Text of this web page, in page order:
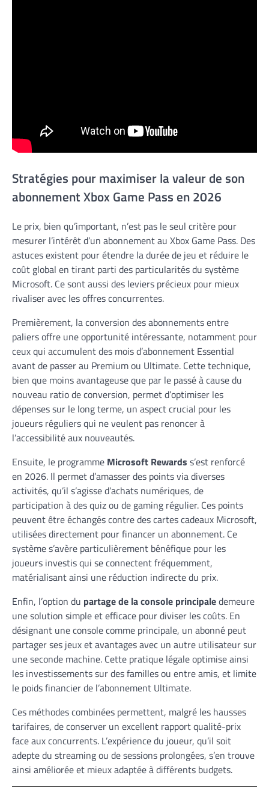
Stratégies pour maximiser la valeur de son
abonnement Xbox Game Pass en 2026
Le prix, bien qu’important, n’est pas le seul critère pour
mesurer l’intérêt d’un abonnement au Xbox Game Pass. Des
astuces existent pour étendre la durée de jeu et réduire le
coût global en tirant parti des particularités du système
Microsoft. Ce sont aussi des leviers précieux pour mieux
rivaliser avec les offres concurrentes.
Premièrement, la conversion des abonnements entre
paliers offre une opportunité intéressante, notamment pour
ceux qui accumulent des mois d’abonnement Essential
avant de passer au Premium ou Ultimate. Cette technique,
bien que moins avantageuse que par le passé à cause du
nouveau ratio de conversion, permet d’optimiser les
dépenses sur le long terme, un aspect crucial pour les
joueurs réguliers qui ne veulent pas renoncer à
l’accessibilité aux nouveautés.
Ensuite, le programme Microsoft Rewards s’est renforcé
en 2026. Il permet d’amasser des points via diverses
activités, qu’il s’agisse d’achats numériques, de
participation à des quiz ou de gaming régulier. Ces points
peuvent être échangés contre des cartes cadeaux Microsoft,
utilisées directement pour financer un abonnement. Ce
système s’avère particulièrement bénéfique pour les
joueurs investis qui se connectent fréquemment,
matérialisant ainsi une réduction indirecte du prix.
Enfin, l’option du partage de la console principaledemeure
une solution simple et efficace pour diviser les coûts. En
désignant une console comme principale, un abonné peut
partager ses jeux et avantages avec un autre utilisateur sur
une seconde machine. Cette pratique légale optimise ainsi
les investissements sur des familles ou entre amis, et limite
le poids financier de l’abonnement Ultimate.
Ces méthodes combinées permettent, malgré les hausses
tarifaires, de conserver un excellent rapport qualité-prix
face aux concurrents. L’expérience du joueur, qu’il soit
adepte du streaming ou de sessions prolongées, s’en trouve
ainsi améliorée et mieux adaptée à différents budgets.